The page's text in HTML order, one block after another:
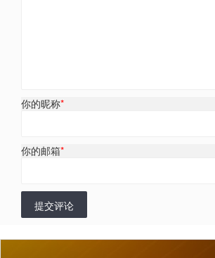
你的昵称*
你的邮箱*
提交评论